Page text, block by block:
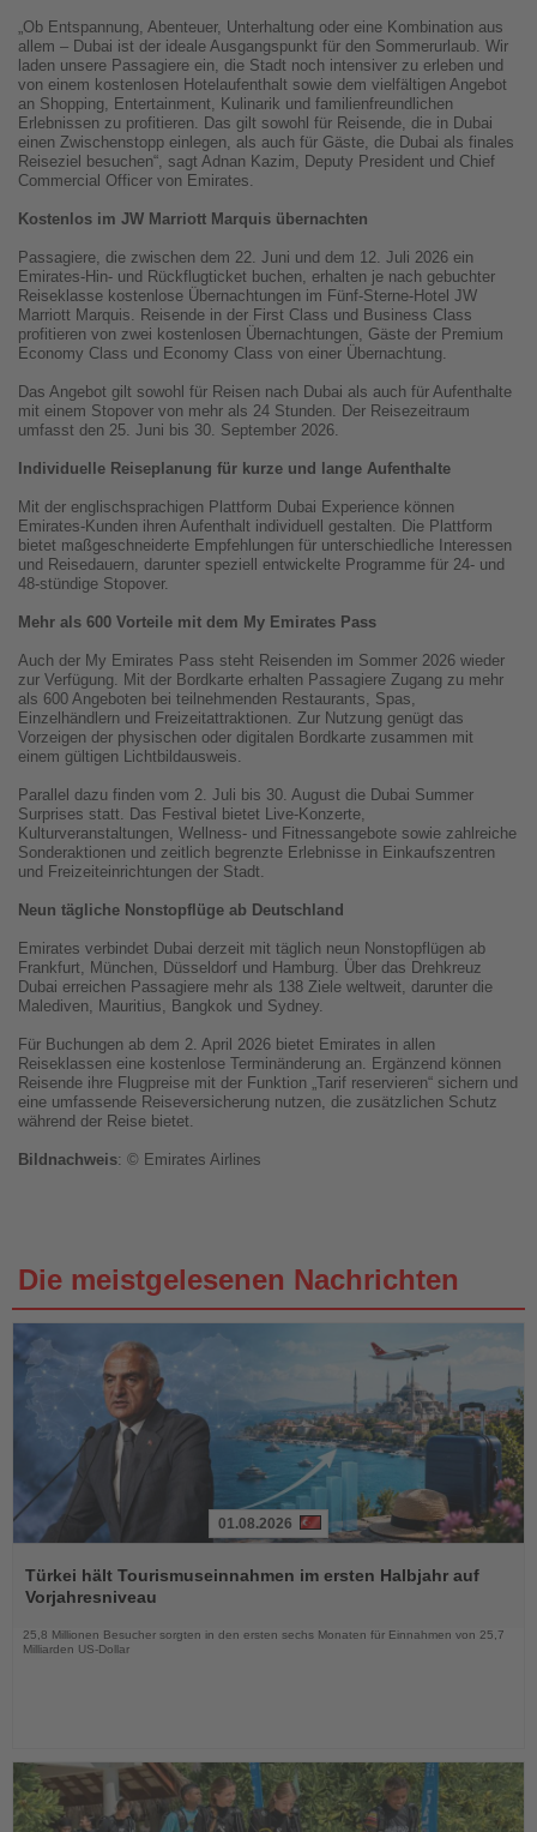
„Ob Entspannung, Abenteuer, Unterhaltung oder eine Kombination aus
allem – Dubai ist der ideale Ausgangspunkt für den Sommerurlaub. Wir
laden unsere Passagiere ein, die Stadt noch intensiver zu erleben und
von einem kostenlosen Hotelaufenthalt sowie dem vielfältigen Angebot
an Shopping, Entertainment, Kulinarik und familienfreundlichen
Erlebnissen zu profitieren. Das gilt sowohl für Reisende, die in Dubai
einen Zwischenstopp einlegen, als auch für Gäste, die Dubai als finales
Reiseziel besuchen“, sagt Adnan Kazim, Deputy President und Chief
Commercial Officer von Emirates.
Kostenlos im JW Marriott Marquis übernachten
Passagiere, die zwischen dem 22. Juni und dem 12. Juli 2026 ein
Emirates-Hin- und Rückflugticket buchen, erhalten je nach gebuchter
Reiseklasse kostenlose Übernachtungen im Fünf-Sterne-Hotel JW
Marriott Marquis. Reisende in der First Class und Business Class
profitieren von zwei kostenlosen Übernachtungen, Gäste der Premium
Economy Class und Economy Class von einer Übernachtung.
Das Angebot gilt sowohl für Reisen nach Dubai als auch für Aufenthalte
mit einem Stopover von mehr als 24 Stunden. Der Reisezeitraum
umfasst den 25. Juni bis 30. September 2026.
Individuelle Reiseplanung für kurze und lange Aufenthalte
Mit der englischsprachigen Plattform Dubai Experience können
Emirates-Kunden ihren Aufenthalt individuell gestalten. Die Plattform
bietet maßgeschneiderte Empfehlungen für unterschiedliche Interessen
und Reisedauern, darunter speziell entwickelte Programme für 24- und
48-stündige Stopover.
Mehr als 600 Vorteile mit dem My Emirates Pass
Auch der My Emirates Pass steht Reisenden im Sommer 2026 wieder
zur Verfügung. Mit der Bordkarte erhalten Passagiere Zugang zu mehr
als 600 Angeboten bei teilnehmenden Restaurants, Spas,
Einzelhändlern und Freizeitattraktionen. Zur Nutzung genügt das
Vorzeigen der physischen oder digitalen Bordkarte zusammen mit
einem gültigen Lichtbildausweis.
Parallel dazu finden vom 2. Juli bis 30. August die Dubai Summer
Surprises statt. Das Festival bietet Live-Konzerte,
Kulturveranstaltungen, Wellness- und Fitnessangebote sowie zahlreiche
Sonderaktionen und zeitlich begrenzte Erlebnisse in Einkaufszentren
und Freizeiteinrichtungen der Stadt.
Neun tägliche Nonstopflüge ab Deutschland
Emirates verbindet Dubai derzeit mit täglich neun Nonstopflügen ab
Frankfurt, München, Düsseldorf und Hamburg. Über das Drehkreuz
Dubai erreichen Passagiere mehr als 138 Ziele weltweit, darunter die
Malediven, Mauritius, Bangkok und Sydney.
Für Buchungen ab dem 2. April 2026 bietet Emirates in allen
Reiseklassen eine kostenlose Terminänderung an. Ergänzend können
Reisende ihre Flugpreise mit der Funktion „Tarif reservieren“ sichern und
eine umfassende Reiseversicherung nutzen, die zusätzlichen Schutz
während der Reise bietet.
Bildnachweis: © Emirates Airlines
Die meistgelesenen Nachrichten
Sie
die
Nachrichten
01.08.2026
Türkei hält Tourismuseinnahmen im ersten Halbjahr auf
Vorjahresniveau
25,8 Millionen Besucher sorgten in den ersten sechs Monaten für Einnahmen von 25,7
Milliarden US-Dollar